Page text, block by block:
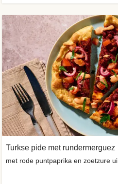
Turkse pide met rundermerguez
met rode puntpaprika en zoetzure ui